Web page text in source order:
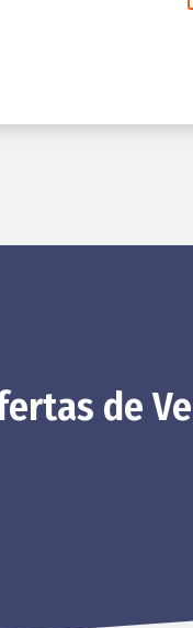
de